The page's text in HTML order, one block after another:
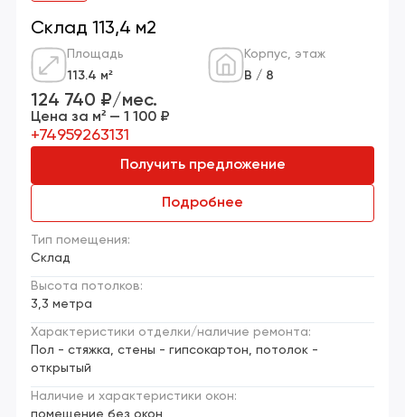
Склад 113,4 м2
Площадь
113.4 м²
Корпус, этаж
В / 8
Тип помещения:
Склад
Высота потолков:
3,3 метра
Характеристики отделки/наличие ремонта:
Пол - стяжка, стены - гипсокартон, потолок -
открытый
Наличие и характеристики окон:
помещение без окон
124 740 ₽/мес.
Цена за м² — 1 100 ₽
+74959263131
Получить предложение
Подробнее